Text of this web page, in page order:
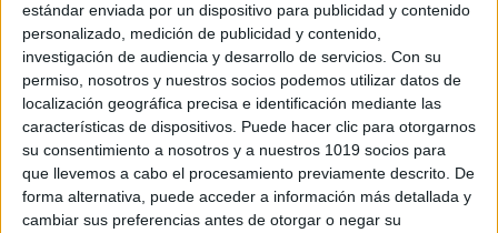
estándar enviada por un dispositivo para publicidad y contenido
personalizado, medición de publicidad y contenido,
investigación de audiencia y desarrollo de servicios. Con su
permiso, nosotros y nuestros socios podemos utilizar datos de
localización geográfica precisa e identificación mediante las
características de dispositivos. Puede hacer clic para otorgarnos
su consentimiento a nosotros y a nuestros 1019 socios para
que llevemos a cabo el procesamiento previamente descrito. De
forma alternativa, puede acceder a información más detallada y
cambiar sus preferencias antes de otorgar o negar su